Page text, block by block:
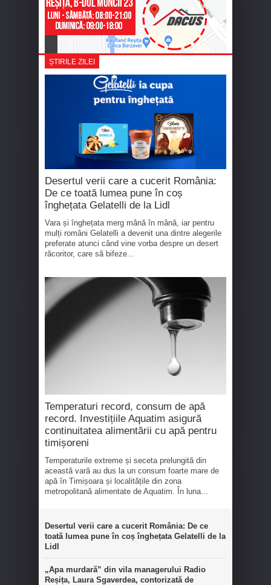
ȘTIRILE ZILEI
Desertul verii care a cucerit România:
De ce toată lumea pune în coș
înghețata Gelatelli de la Lidl
Vara și înghețata merg mână în mână, iar pentru
mulți români Gelatelli a devenit una dintre alegerile
preferate atunci când vine vorba despre un desert
răcoritor, care să bifeze...
Temperaturi record, consum de apă
record. Investițiile Aquatim asigură
continuitatea alimentării cu apă pentru
timișoreni
Temperaturile extreme și seceta prelungită din
această vară au dus la un consum foarte mare de
apă în Timișoara și localitățile din zona
metropolitană alimentate de Aquatim. În luna...
Desertul verii care a cucerit România: De ce
toată lumea pune în coș înghețata Gelatelli de la
Lidl
„Apa murdară” din vila managerului Radio
Reșița, Laura Sgaverdea, contorizată de